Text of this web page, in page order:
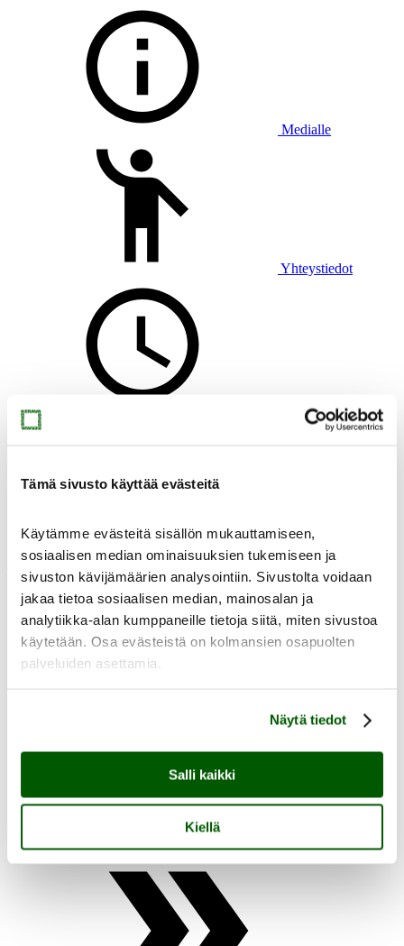
Tämä sivusto käyttää evästeitä
Käytämme evästeitä sisällön mukauttamiseen,
sosiaalisen median ominaisuuksien tukemiseen ja
sivuston kävijämäärien analysointiin. Sivustolta voidaan
jakaa tietoa sosiaalisen median, mainosalan ja
analytiikka-alan kumppaneille tietoja siitä, miten sivustoa
käytetään. Osa evästeistä on kolmansien osapuolten
palveluiden asettamia.
Näytä tiedot
Salli kaikki
Kiellä
Medialle
Yhteystiedot
Uutiset
Muste
Etusivu